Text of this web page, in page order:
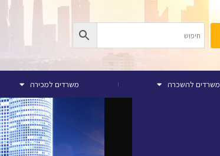
משרדים להשכרה משרדים למכירה